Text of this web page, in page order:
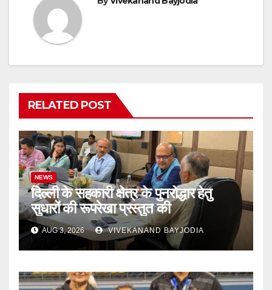
RELATED POST
NEWS
दिल्ली के सहकारी क्षेत्र के पुनरोद्धार हेतु
सुधारों की रूपरेखा प्रस्तुत की
AUG 3, 2026 VIVEKANAND BAYJODIA